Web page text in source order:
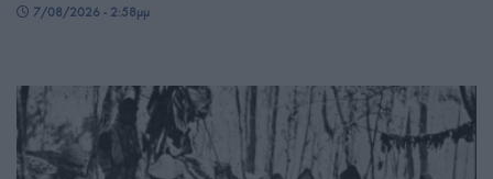
7/08/2026 - 2:58μμ